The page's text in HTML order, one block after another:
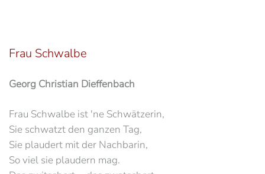
Frau Schwalbe
Georg Christian Dieffenbach
Frau Schwalbe ist 'ne Schwätzerin,
Sie schwatzt den ganzen Tag,
Sie plaudert mit der Nachbarin,
So viel sie plaudern mag.